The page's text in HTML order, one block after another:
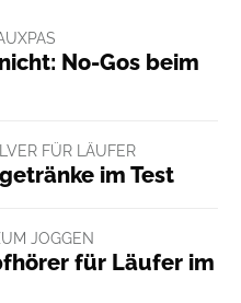
No-Gos beim
FÜR LÄUFER
im Test
JOGGEN
für Läufer im